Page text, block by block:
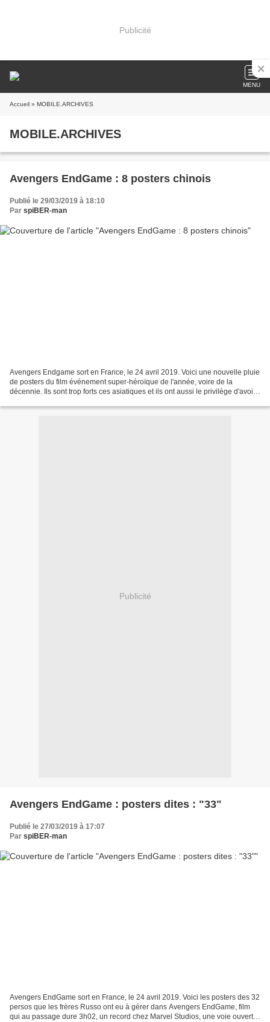
Publicité
MENU
Accueil » MOBILE.ARCHIVES
MOBILE.ARCHIVES
Avengers EndGame : 8 posters chinois
Publié le 29/03/2019 à 18:10
Par spiBER-man
Avengers Endgame sort en France, le 24 avril 2019. Voici une nouvelle pluie
de posters du film événement super-héroïque de l'année, voire de la
décennie. Ils sont trop forts ces asiatiques et ils ont aussi le privilège d'avoir
Publicité
Avengers EndGame : posters dites : "33"
Publié le 27/03/2019 à 17:07
Par spiBER-man
Avengers EndGame sort en France, le 24 avril 2019. Voici les posters des 32
persos que les frères Russo ont eu à gérer dans Avengers EndGame, film
qui au passage dure 3h02, un record chez Marvel Studios, une voie ouverte